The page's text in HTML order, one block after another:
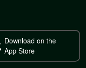
Download on the
App Store